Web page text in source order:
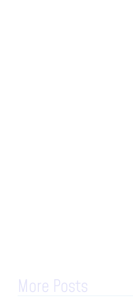
More Posts